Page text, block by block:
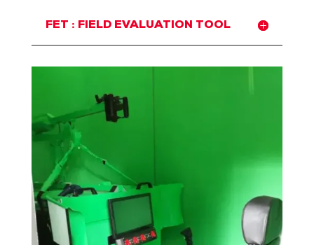
FET : FIELD EVALUATION TOOL